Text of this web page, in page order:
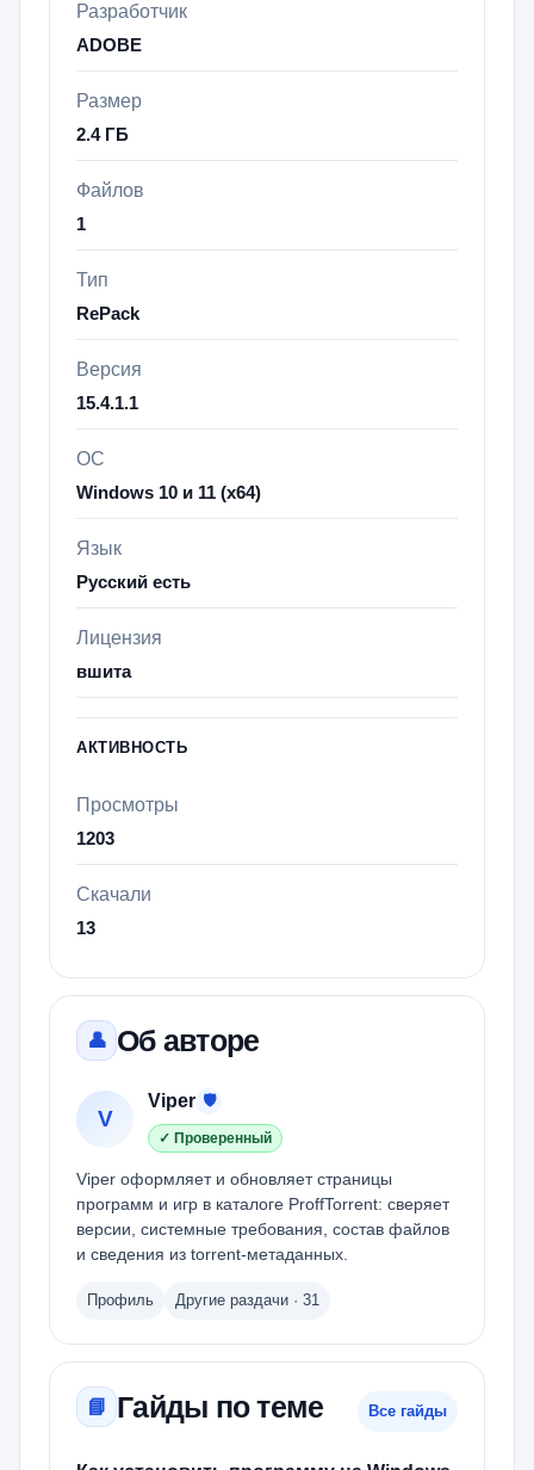
Разработчик
ADOBE
Размер
2.4 ГБ
Файлов
1
Тип
RePack
Версия
15.4.1.1
ОС
Windows 10 и 11 (х64)
Язык
Русский есть
Лицензия
вшита
АКТИВНОСТЬ
Просмотры
1203
Скачали
13
👤 Об авторе
V
Viper 🛡
✓ Проверенный
Viper оформляет и обновляет страницы
программ и игр в каталоге ProffTorrent: сверяет
версии, системные требования, состав файлов
и сведения из torrent-метаданных.
Профиль Другие раздачи · 31
📘 Гайды по теме Все гайды